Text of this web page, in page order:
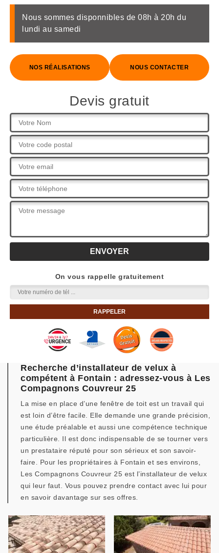
Nous sommes disponnibles de 08h à 20h du
lundi au samedi
NOS RÉALISATIONS NOUS CONTACTER
Devis gratuit
On vous rappelle gratuitement
Recherche d’installateur de velux à
compétent à Fontain : adressez-vous à Les
Compagnons Couvreur 25
La mise en place d’une fenêtre de toit est un travail qui
est loin d’être facile. Elle demande une grande précision,
une étude préalable et aussi une compétence technique
particulière. Il est donc indispensable de se tourner vers
un prestataire réputé pour son sérieux et son savoir-
faire. Pour les propriétaires à Fontain et ses environs,
Les Compagnons Couvreur 25 est l’installateur de velux
qui leur faut. Vous pouvez prendre contact avec lui pour
en savoir davantage sur ses offres.